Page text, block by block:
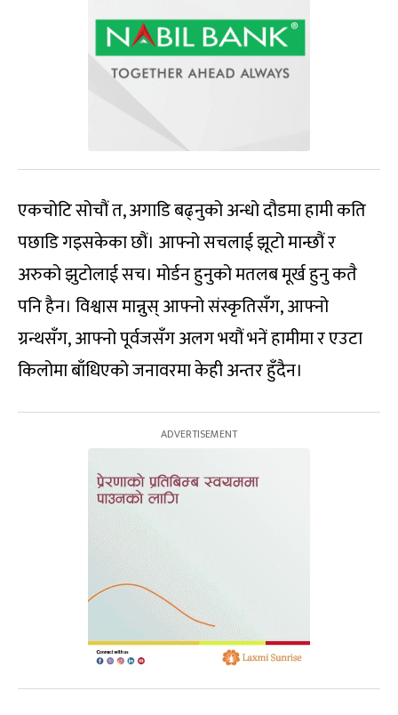
एकचोटि सोचौं त, अगाडि बढ्नुको अन्धो दौडमा हामी कति
पछाडि गइसकेका छौं। आफ्नो सचलाई झूटो मान्छौं र
अरुको झुटोलाई सच। मोर्डन हुनुको मतलब मूर्ख हुनु कतै
पनि हैन। विश्वास मान्नुस् आफ्नो संस्कृतिसँग, आफ्नो
ग्रन्थसँग, आफ्नो पूर्वजसँग अलग भयौं भनें हामीमा र एउटा
किलोमा बाँधिएको जनावरमा केही अन्तर हुँदैन।